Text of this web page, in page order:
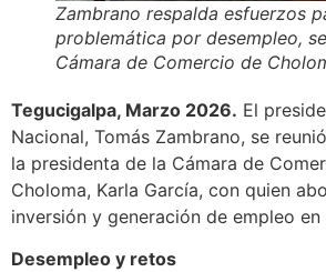
Zambrano respalda esfuerzos
problemática por desempleo,
Cámara de Comercio de
Tegucigalpa, Marzo 2026. El
Nacional, Tomás Zambrano, se
la presidenta de la Cámara de
Choloma, Karla García, con quien
inversión y generación de empleo en
Desempleo y retos